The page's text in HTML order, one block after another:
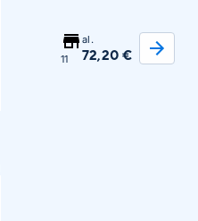
11
al.
72,20 €